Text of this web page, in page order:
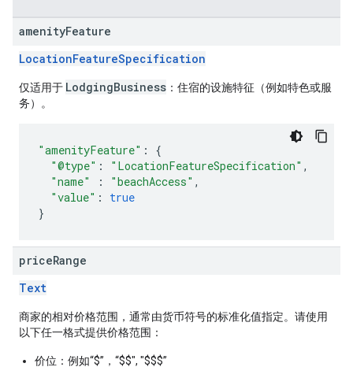
amenityFeature
LocationFeatureSpecification
仅适用于 LodgingBusiness ：住宿的设施特征（例如特色或服
务）。
"amenityFeature" :
{
"@type" : "LocationFeatureSpecification" ,
"name"
: "beachAccess" ,
"value" :
true
}
priceRange
Text
商家的相对价格范围，通常由货币符号的标准化值指定。请使用
以下任一格式提供价格范围：
价位： 例如“$”，“$$", "$$$”